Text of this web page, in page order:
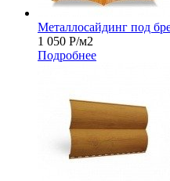
Металлосайдинг под
1 050 Р/м2
Подробнее